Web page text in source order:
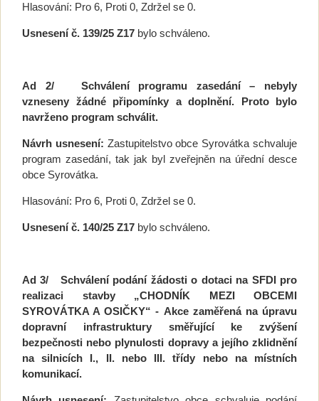
Hlasování: Pro 6, Proti 0, Zdržel se 0.
Usnesení č. 139/25 Z17 bylo schváleno.
Ad 2/
Schválení programu zasedání – nebyly
vzneseny žádné připomínky a doplnění. Proto bylo
navrženo program schválit.
Návrh usnesení: Zastupitelstvo obce Syrovátka schvaluje
program zasedání, tak jak byl zveřejněn na úřední desce
obce Syrovátka.
Hlasování: Pro 6, Proti 0, Zdržel se 0.
Usnesení č. 140/25 Z17 bylo schváleno.
Ad 3/ Schválení podání žádosti o dotaci na SFDI pro
realizaci stavby „CHODNÍK MEZI OBCEMI
SYROVÁTKA A OSIČKY“ - Akce zaměřená na úpravu
dopravní infrastruktury směřující ke zvýšení
bezpečnosti nebo plynulosti dopravy a jejího zklidnění
na silnicích I., II. nebo III. třídy nebo na místních
komunikací.